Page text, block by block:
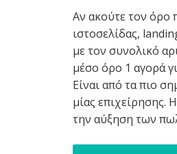
Αν ακούτε τον όρο
ιστοσελίδας,
με τον συνολικό
μέσο όρο 1 αγορά
Είναι από τα πιο
μίας επιχείρησης.
την αύξηση των